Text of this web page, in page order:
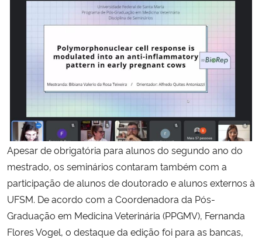
Apesar de obrigatória para alunos do segundo ano do
mestrado, os seminários contaram também com a
participação de alunos de doutorado e alunos externos à
UFSM. De acordo com a Coordenadora da Pós-
Graduação em Medicina Veterinária (PPGMV), Fernanda
Flores Vogel, o destaque da edição foi para as bancas,